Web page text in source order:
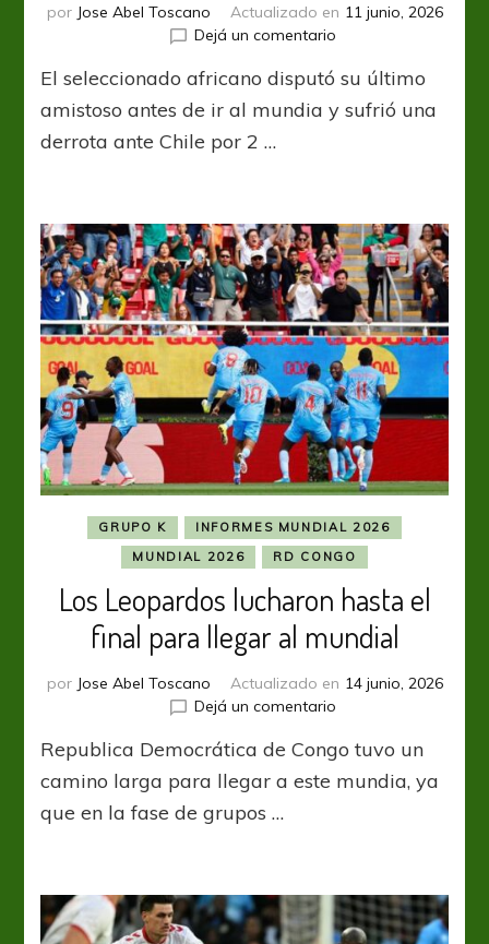
por Jose Abel Toscano Actualizado en 11 junio, 2026
Dejá un comentarioen
Democrática
del
de
Chile
El seleccionado africano disputó su último
amistoso antes de ir al mundia y sufrió una
derrota ante Chile por 2 …
GRUPO K
INFORMES MUNDIAL 2026
MUNDIAL 2026
RD CONGO
Los Leopardos lucharon hasta el
final para llegar al mundial
por Jose Abel Toscano Actualizado en 14 junio, 2026
Dejá un comentarioen
Leopardos
lucharon
al
mundial
Republica Democrática de Congo tuvo un
camino larga para llegar a este mundia, ya
que en la fase de grupos …